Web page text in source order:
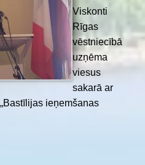
Viskonti
Rīgas
vēstniecībā
uzņēma
viesus
sakarā ar
ieņemšanas